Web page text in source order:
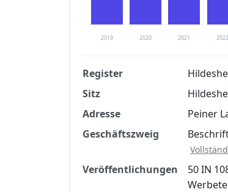
2019 2020 2021 2022
Finanzkennzahlen nach
Jetzt
Register
Sitz
Adresse
Peiner
Geschäftszweig
Veröffentlichungen
50 IN